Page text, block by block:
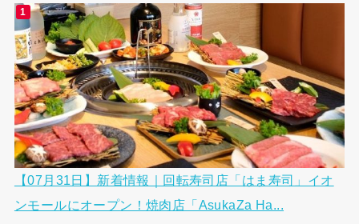
【07月31日】新着情報｜回転寿司店「はま寿司」イオ
ンモールにオープン！焼肉店「AsukaZa Ha...